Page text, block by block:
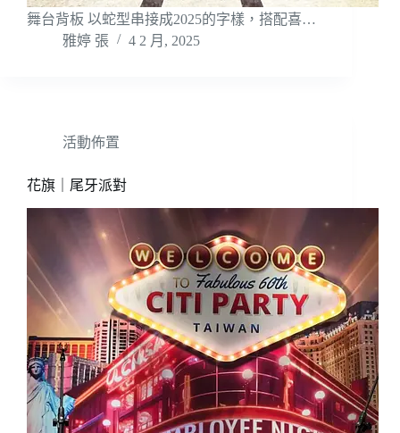
舞台背板 以蛇型串接成2025的字樣，搭配喜…
雅婷 張
4 2 月, 2025
活動佈置
花旗｜尾牙派對